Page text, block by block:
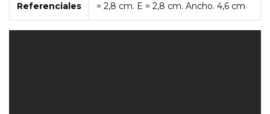
Referenciales
= 2,8 cm. E = 2,8 cm. Ancho. 4,6 cm